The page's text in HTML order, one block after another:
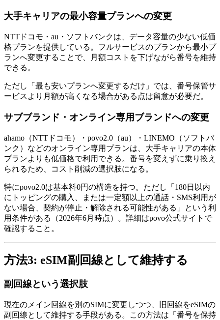
大手キャリアの最小容量プランへの変更
NTTドコモ・au・ソフトバンクは、データ容量の少ない低価
格プランを提供している。フルサービスのプランから最小プ
ランへ変更することで、月額コストを下げながら番号を維持
できる。
ただし「最も安いプランへ変更するだけ」では、番号保管サ
ービスより月額が高くなる場合がある点は留意が必要だ。
サブブランド・オンライン専用ブランドへの変更
ahamo（NTTドコモ）・povo2.0（au）・LINEMO（ソフトバ
ンク）などのオンライン専用プランは、大手キャリアの本体
プランよりも低価格で利用できる。番号を変えずに乗り換え
られるため、コスト削減の選択肢になる。
特にpovo2.0は基本料0円の構造を持つ。ただし「180日以内
にトッピングの購入、または一定額以上の通話・SMS利用が
ない場合、契約が停止・解除される可能性がある」という利
用条件がある（2026年6月時点）。詳細はpovo公式サイトで
確認すること。
方法3: eSIM副回線として維持する
副回線という選択肢
現在のメイン回線を別のSIMに変更しつつ、旧回線をeSIMの
副回線として維持する手段がある。この方法は「番号を保持